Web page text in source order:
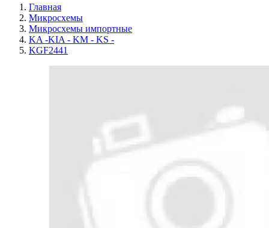
Главная
Микросхемы
Микросхемы импортные
KA -KIA - KM - KS -
KGF2441